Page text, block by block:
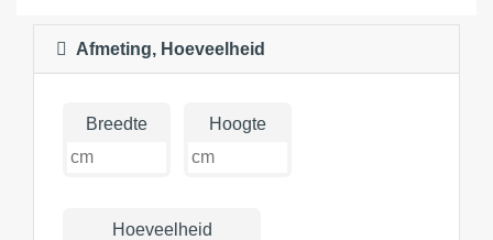
Afmeting, Hoeveelheid
Breedte Hoogte
Hoeveelheid